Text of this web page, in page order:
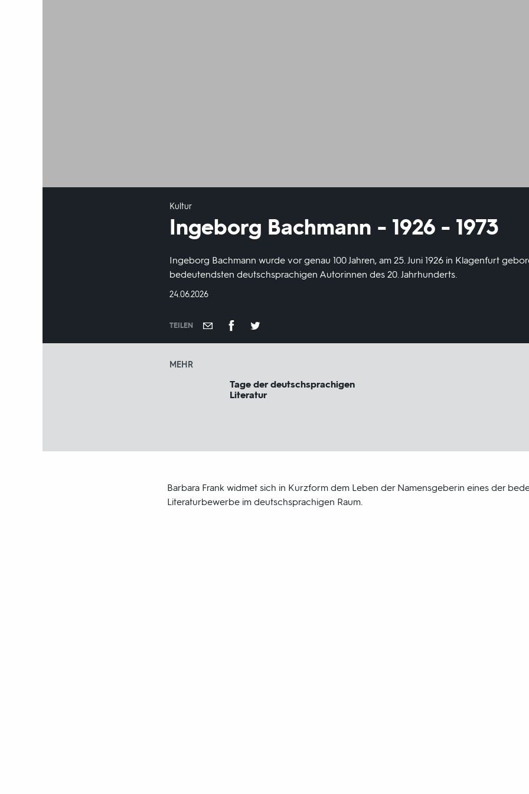
Kultur
Ingeborg Bachmann - 1926 - 1973
Ingeborg Bachmann wurde vor genau 100 Jahren, am 25. Juni 1926 in Klagenfurt
bedeutendsten deutschsprachigen Autorinnen des 20. Jahrhunderts.
DATUM:
24.06.2026
TEILEN
MEHR
Tage der deutschsprachigen
Literatur
Barbara Frank widmet sich in Kurzform dem Leben der Namensgeberin eines der
Literaturbewerbe im deutschsprachigen Raum.